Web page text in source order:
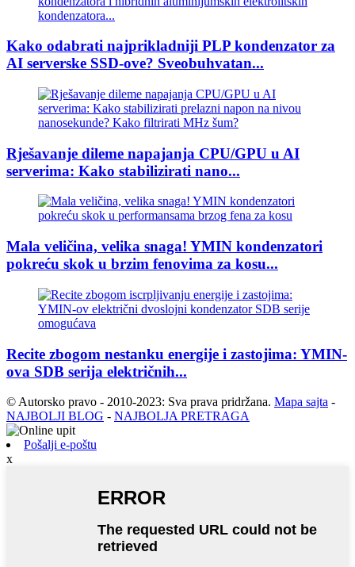
Kako odabrati najprikladniji PLP kondenzator za
AI serverske SSD-ove? Sveobuhvatan...
Rješavanje dileme napajanja CPU/GPU u AI
serverima: Kako stabilizirati nano...
Mala veličina, velika snaga! YMIN kondenzatori
pokreću skok u brzim fenovima za kosu...
Recite zbogom nestanku energije i zastojima: YMIN-
ova SDB serija električnih...
© Autorsko pravo - 2010-2023: Sva prava pridržana. Mapa sajta -
NAJBOLJI BLOG - NAJBOLJA PRETRAGA
Pošalji e-poštu
x